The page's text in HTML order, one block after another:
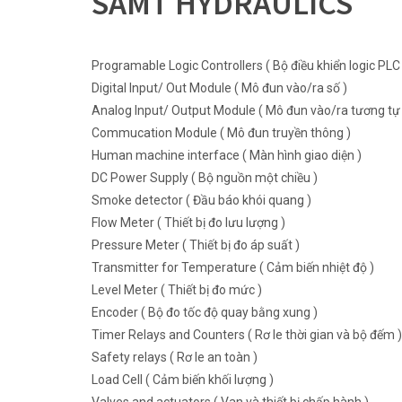
Programable Logic Controllers ( Bộ điều khiển logic
Digital Input/ Out Module ( Mô đun vào/ra số )
Analog Input/ Output Module ( Mô đun vào/ra tương tự
Commucation Module ( Mô đun truyền thông )
Human machine interface ( Màn hình giao diện )
DC Power Supply ( Bộ nguồn một chiều )
Smoke detector ( Đầu báo khói quang )
Flow Meter ( Thiết bị đo lưu lượng )
Pressure Meter ( Thiết bị đo áp suất )
Transmitter for Temperature ( Cảm biến nhiệt độ )
Level Meter ( Thiết bị đo mức )
Encoder ( Bộ đo tốc độ quay bằng xung )
Timer Relays and Counters ( Rơ le thời gian và bộ đếm )
Safety relays ( Rơ le an toàn )
Load Cell ( Cảm biến khối lượng )